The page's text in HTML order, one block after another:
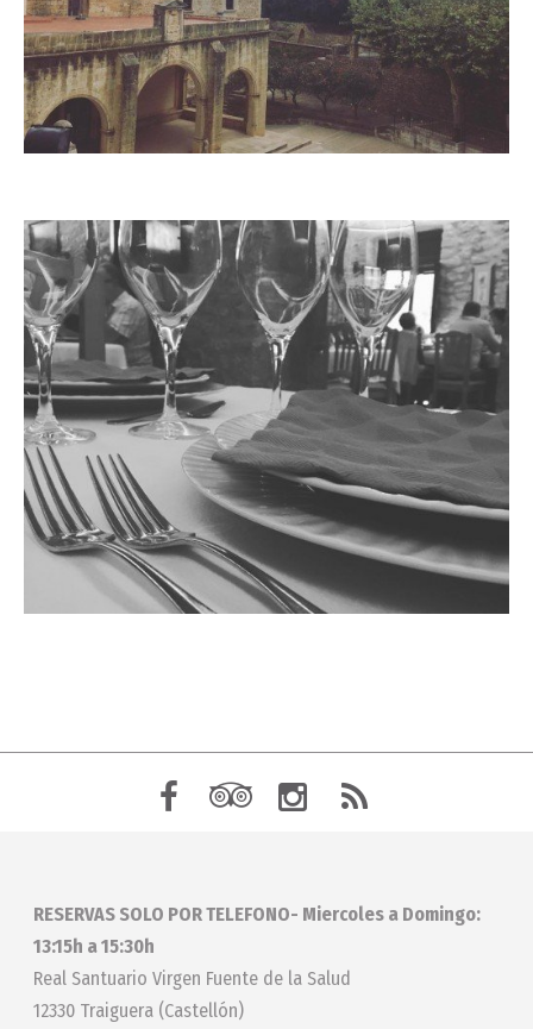
RESERVAS SOLO POR TELEFONO- Miercoles a Domingo:
13:15h a 15:30h
Real Santuario Virgen Fuente de la Salud
12330 Traiguera (Castellón)